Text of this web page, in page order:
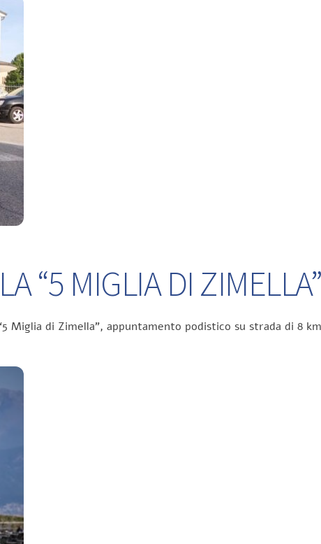
“5 MIGLIA DI ZIMELLA”
Miglia di Zimella”, appuntamento podistico su strada di 8